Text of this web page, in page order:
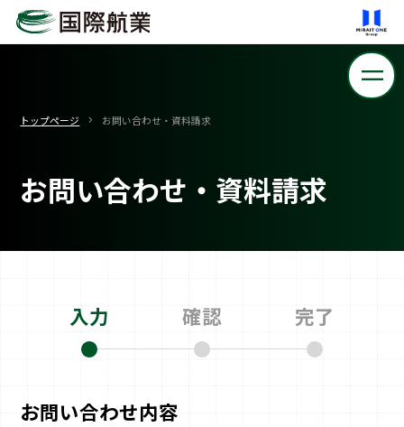
トップページ お問い合わせ・資料請求
お問い合わせ・資料請求
入力 確認 完了
お問い合わせ内容